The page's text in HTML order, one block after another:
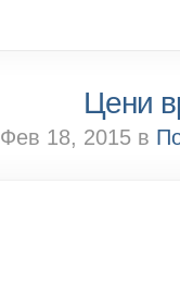
Цени
Фев 18, 2015 в